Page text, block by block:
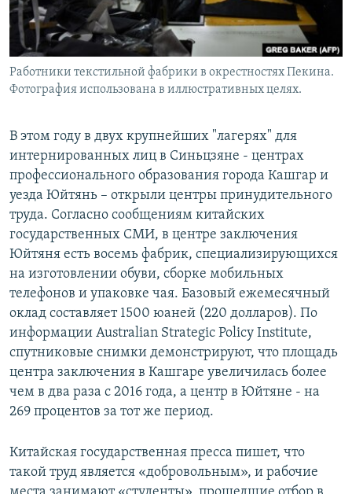
Работники текстильной фабрики в окрестностях Пекина.
Фотография использована в иллюстративных целях.
В этом году в двух крупнейших "лагерях" для
интернированных лиц в Синьцзяне - центрах
профессионального образования города Кашгар и
уезда Юйтянь – открыли центры принудительного
труда. Согласно сообщениям китайских
государственных СМИ, в центре заключения
Юйтяня есть восемь фабрик, специализирующихся
на изготовлении обуви, сборке мобильных
телефонов и упаковке чая. Базовый ежемесячный
оклад составляет 1500 юаней (220 долларов). По
информации Australian Strategic Policy Institute,
спутниковые снимки демонстрируют, что площадь
центра заключения в Кашгаре увеличилась более
чем в два раза с 2016 года, а центр в Юйтяне - на
269 процентов за тот же период.
Китайская государственная пресса пишет, что
такой труд является «добровольным», и рабочие